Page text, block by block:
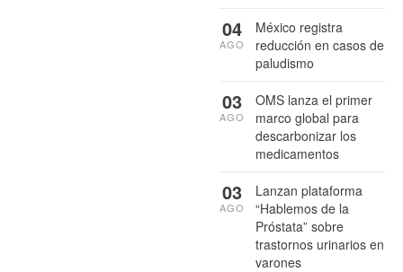
México registra
reducción en casos de
paludismo
04
AGO
OMS lanza el primer
marco global para
descarbonizar los
medicamentos
03
AGO
Lanzan plataforma
“Hablemos de la
Próstata” sobre
trastornos urinarios en
varones
03
AGO